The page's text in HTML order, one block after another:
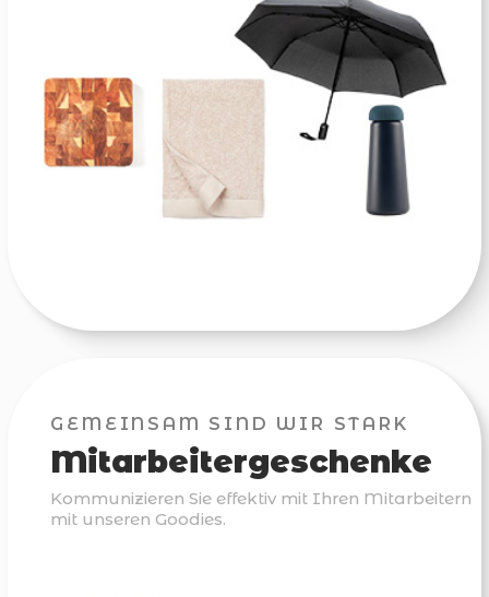
GEMEINSAM SIND WIR STARK
Mitarbeitergeschenke
Kommunizieren Sie effektiv mit Ihren Mitarbeitern
mit unseren Goodies.